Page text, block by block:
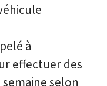
à
effectuer des
selon